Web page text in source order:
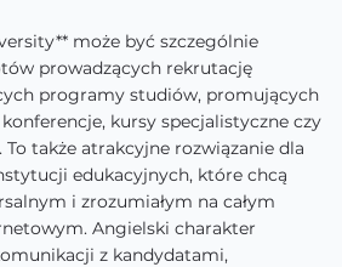
może być szczególnie
prowadzących rekrutację
programy studiów, promujących
kursy specjalistyczne czy
To także atrakcyjne rozwiązanie dla
edukacyjnych, które chcą
i zrozumiałym na całym
Angielski charakter
z kandydatami,